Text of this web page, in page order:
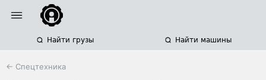
Найти грузы Найти машины
← Спецтехника